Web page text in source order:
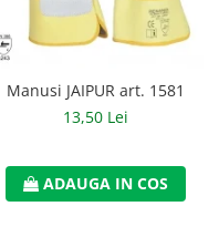
Manusi JAIPUR art. 1581
13,50 Lei
ADAUGA IN COS